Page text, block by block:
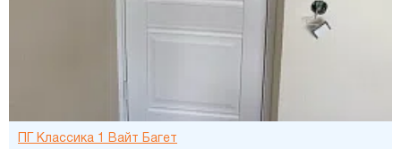
ПГ Классика 1 Вайт Багет